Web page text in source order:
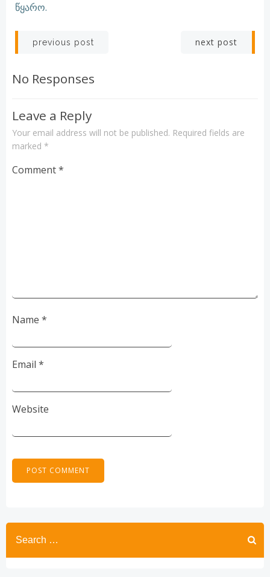
წყარო.
Post
navigation
previous post next post
No Responses
Leave a Reply
Your email address will not be published. Required fields are
marked *
Comment*
Name *
Email *
Website